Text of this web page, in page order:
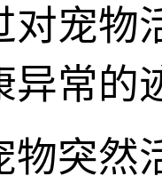
对宠物
异常的
物突然